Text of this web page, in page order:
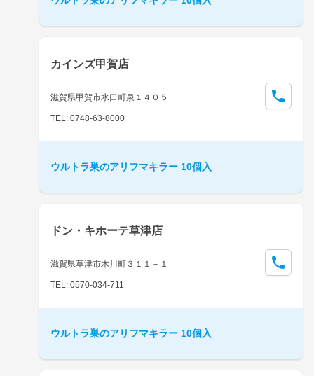
カインズ甲賀店
滋賀県甲賀市水口町泉１４０５
TEL: 0748-63-8000
ウルトラ巣のアリフマキラー 10個入
ドン・キホーテ草津店
滋賀県草津市木川町３１１－１
TEL: 0570-034-711
ウルトラ巣のアリフマキラー 10個入